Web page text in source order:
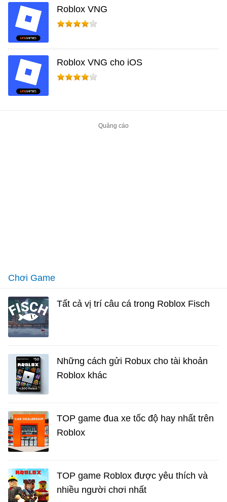
Roblox VNG
Roblox VNG cho iOS
Chơi Game
Tất cả vị trí câu cá trong Roblox Fisch
Những cách gửi Robux cho tài khoản
Roblox khác
TOP game đua xe tốc độ hay nhất trên
Roblox
TOP game Roblox được yêu thích và
nhiều người chơi nhất